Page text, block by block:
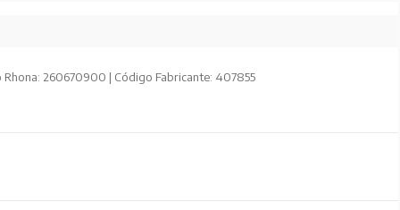
Rhona: 260670900 | Código Fabricante: 407855